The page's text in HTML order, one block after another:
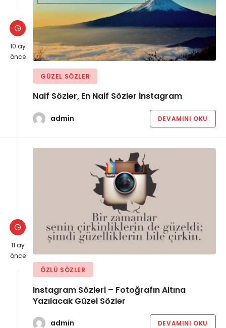
10 ay
önce
GÜZEL SÖZLER
Naif Sözler, En Naif Sözler İnstagram
admin DEVAMINI OKU
11 ay
önce
ÖZLÜ SÖZLER
Instagram Sözleri – Fotoğrafın Altına
Yazılacak Güzel Sözler
admin DEVAMINI OKU